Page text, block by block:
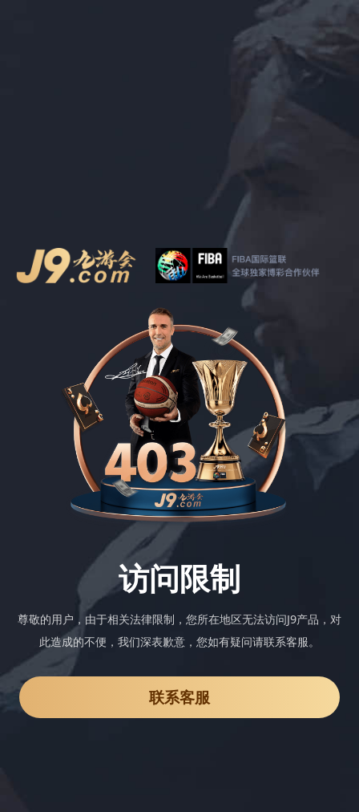
访问限制
尊敬的用户，由于相关法律限制，您所在地区无法访问J9产品，对
此造成的不便，我们深表歉意，您如有疑问请联系客服。
联系客服